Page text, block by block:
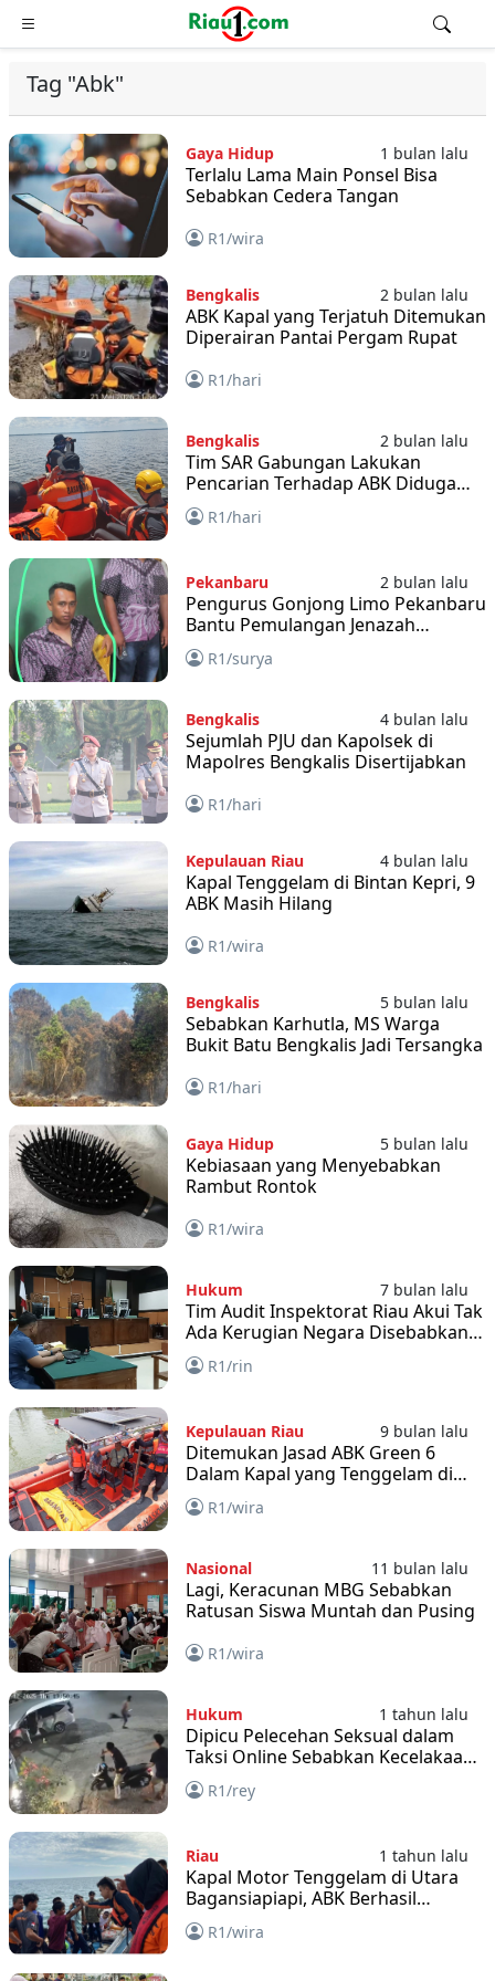
Tag "Abk"
Gaya Hidup 1 bulan lalu
Terlalu Lama Main Ponsel Bisa
Sebabkan Cedera Tangan
R1/wira
Bengkalis 2 bulan lalu
ABK Kapal yang Terjatuh Ditemukan
Diperairan Pantai Pergam Rupat
R1/hari
Bengkalis 2 bulan lalu
Tim SAR Gabungan Lakukan
Pencarian Terhadap ABK Diduga
Terjatuh ke Laut
R1/hari
Pekanbaru 2 bulan lalu
Pengurus Gonjong Limo Pekanbaru
Bantu Pemulangan Jenazah
Perantau asal Limapuluh Kota dari
Sukabumi
R1/surya
Bengkalis 4 bulan lalu
Sejumlah PJU dan Kapolsek di
Mapolres Bengkalis Disertijabkan
R1/hari
Kepulauan Riau 4 bulan lalu
Kapal Tenggelam di Bintan Kepri, 9
ABK Masih Hilang
R1/wira
Bengkalis 5 bulan lalu
Sebabkan Karhutla, MS Warga
Bukit Batu Bengkalis Jadi Tersangka
R1/hari
Gaya Hidup 5 bulan lalu
Kebiasaan yang Menyebabkan
Rambut Rontok
R1/wira
Hukum 7 bulan lalu
Tim Audit Inspektorat Riau Akui Tak
Ada Kerugian Negara Disebabkan
Distributor, Desy Handayani Minta S
Di Bebaskan
R1/rin
Kepulauan Riau 9 bulan lalu
Ditemukan Jasad ABK Green 6
Dalam Kapal yang Tenggelam di
Karimun
R1/wira
Nasional 11 bulan lalu
Lagi, Keracunan MBG Sebabkan
Ratusan Siswa Muntah dan Pusing
R1/wira
Hukum 1 tahun lalu
Dipicu Pelecehan Seksual dalam
Taksi Online Sebabkan Kecelakaan
Beruntun di Pekanbaru
R1/rey
Riau 1 tahun lalu
Kapal Motor Tenggelam di Utara
Bagansiapiapi, ABK Berhasil
Diselamatkan
R1/wira